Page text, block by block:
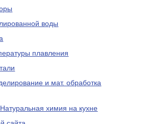
воды
плавления
и мат. обработка
химия на кухне